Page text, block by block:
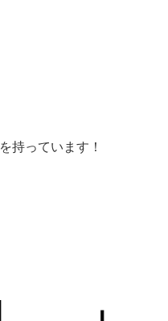
を持っています！